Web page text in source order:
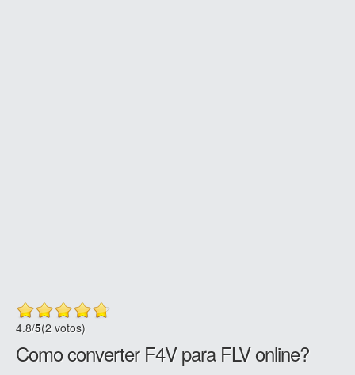
4.8/5(2 votos)
Como converter F4V para FLV online?